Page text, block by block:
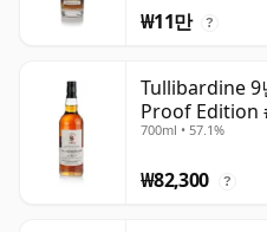
₩11만 ?
Tullibardine 9
Proof Edition
700ml • 57.1%
₩82,300 ?